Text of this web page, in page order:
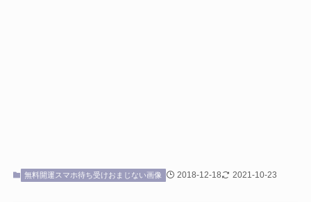
無料開運スマホ待ち受けおまじない画像 2018-12-18 2021-10-23